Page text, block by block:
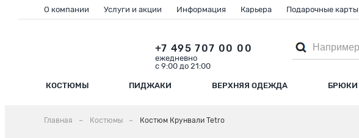
КОСТЮМЫ ПИДЖАКИ ВЕРХНЯЯ ОДЕЖДА БРЮКИ
+7 495 707 00 00
ежедневно
с 9:00 до 21:00
О компании Услуги и акции Информация Карьера Подарочные карты
Главная Костюмы Костюм Крунвали Tetro